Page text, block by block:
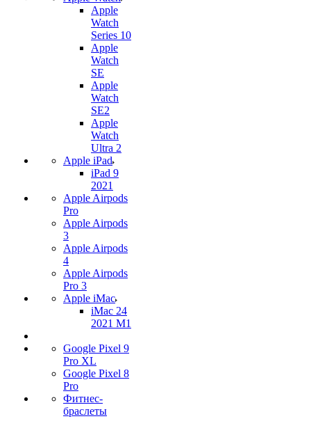
Apple
Watch
Series 10
Apple
Watch
SE
Apple
Watch
SE2
Apple
Watch
Ultra 2
Apple iPad
iPad 9
2021
Apple Airpods
Pro
Apple Airpods
3
Apple Airpods
4
Apple Airpods
Pro 3
Apple iMac
iMac 24
2021 M1
Google Pixel 9
Pro XL
Google Pixel 8
Pro
Фитнес-
браслеты